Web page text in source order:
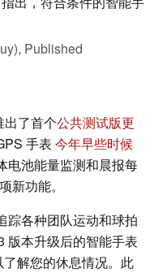
Published
出了首个公共测试版更
手表 今年早些时候
电池能量监测和晨报每
新功能。
踪各种团队运动和球拍
版本升级后的智能手表
解您的休息情况。此